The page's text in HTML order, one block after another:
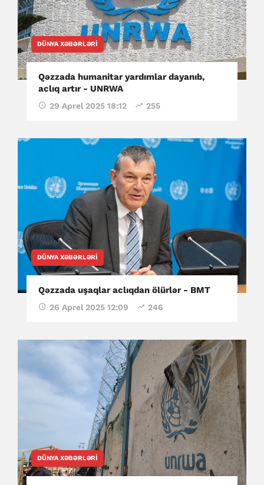
DÜNYA XƏBƏRLƏRI
Qəzzada humanitar yardımlar dayanıb,
aclıq artır - UNRWA
29 Aprel 2025 18:12 255
DÜNYA XƏBƏRLƏRI
Qəzzada uşaqlar aclıqdan ölürlər - BMT
26 Aprel 2025 12:09 246
DÜNYA XƏBƏRLƏRI